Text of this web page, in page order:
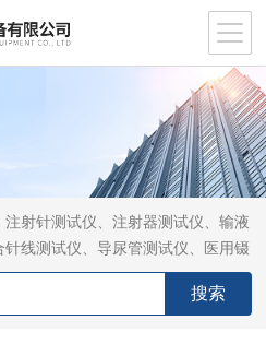
射针测试仪、注射器测试仪、输液
线测试仪、导尿管测试仪、医用镊
灸针测试仪、留置针测试仪